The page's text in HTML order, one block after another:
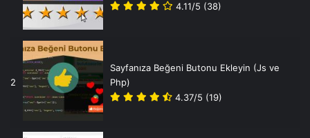
4.11/5 (38)
2
Sayfanıza Beğeni Butonu Ekleyin (Js ve
Php)
4.37/5 (19)